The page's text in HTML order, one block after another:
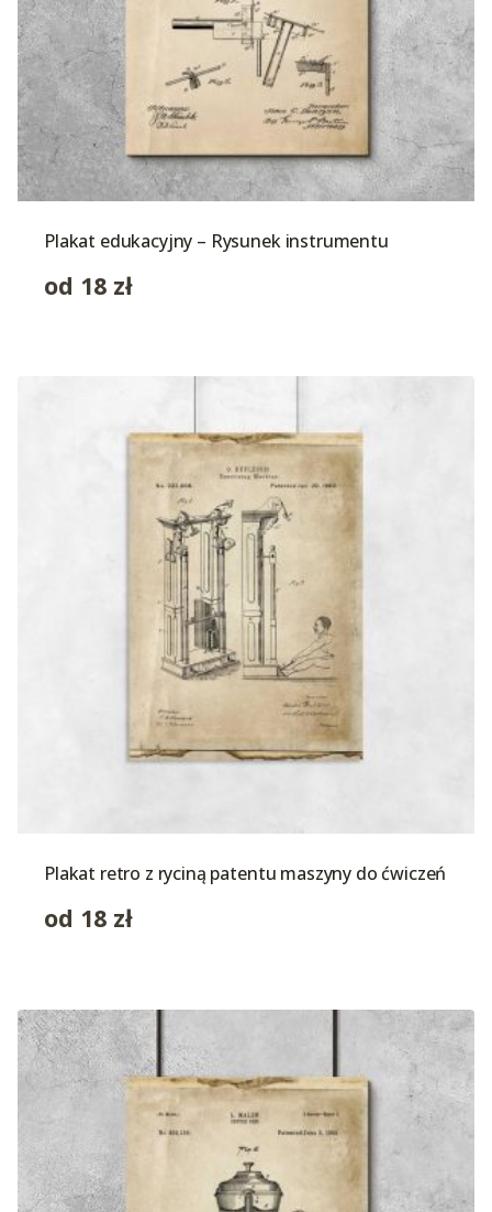
Plakat edukacyjny – Rysunek instrumentu
od 18 zł
Plakat retro z ryciną patentu maszyny do ćwiczeń
od 18 zł